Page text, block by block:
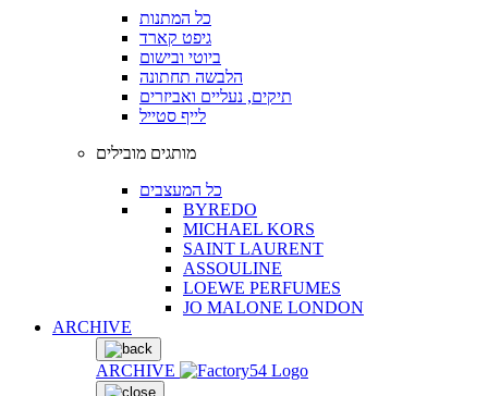
כל המתנות
גיפט קארד
ביוטי ובישום
הלבשה תחתונה
תיקים, נעליים ואביזרים
לייף סטייל
מותגים מובילים
כל המעצבים
BYREDO
MICHAEL KORS
SAINT LAURENT
ASSOULINE
LOEWE PERFUMES
JO MALONE LONDON
ARCHIVE
ARCHIVE